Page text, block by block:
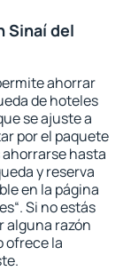
Sinaí del
ahorrar
de hoteles
se ajuste a
por el paquete
ahorrarse hasta
y reserva
en la página
Si no estás
alguna razón
ofrece la